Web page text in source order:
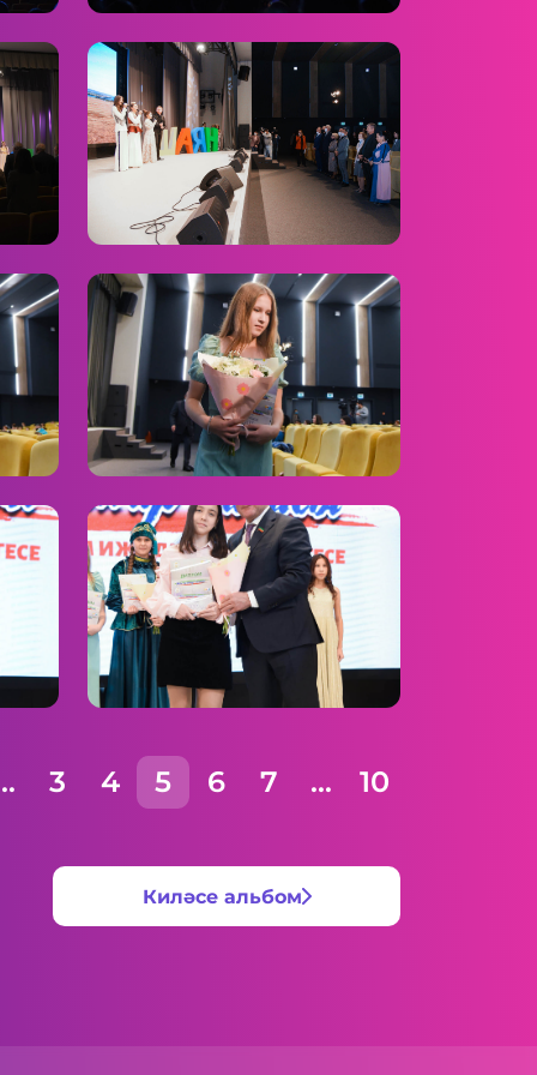
3 4 5 6 7 ... 10
Киләсе альбом